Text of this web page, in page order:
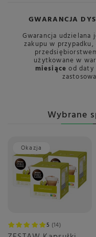
GWARANCJA
Gwarancja udzielana
zakupu w
użytkowane w
miesiące od daty
Wybrane
Okazja
5 14